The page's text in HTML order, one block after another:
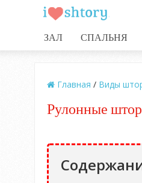
ЗАЛ СПАЛЬНЯ
Главная / Виды
Рулонные